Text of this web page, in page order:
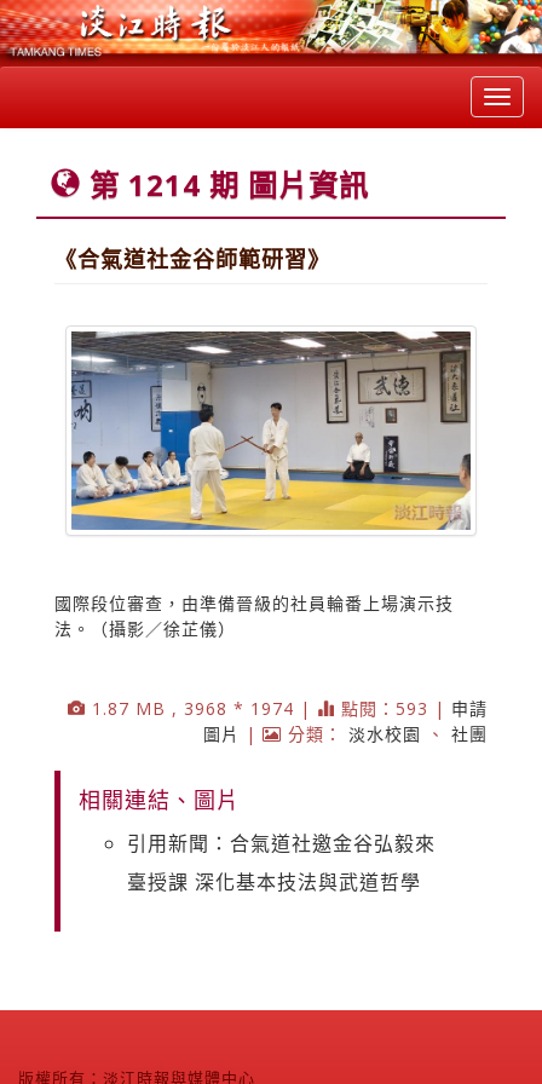
第 1214 期 圖片資訊
《合氣道社金谷師範研習》
國際段位審查，由準備晉級的社員輪番上場演示技
法。（攝影／徐芷儀）
1.87 MB , 3968 * 1974 | 點閱：593 | 申請
圖片
| 分類： 淡水校園 、 社團
相關連結、圖片
引用新聞：合氣道社邀金谷弘毅來
臺授課 深化基本技法與武道哲學
版權所有：淡江時報與媒體中心